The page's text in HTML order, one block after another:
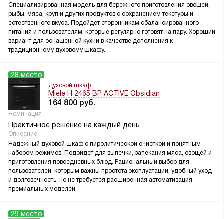
Специализированная модель для бережного приготовления овощей,
рыбы, мяса, круп и других продуктов с сохранением текстуры и
естественного вкуса. Подойдет сторонникам сбалансированного
питания и пользователям, которые регулярно готовят на пару. Хороший
вариант для оснащенной кухни в качестве дополнения к
традиционному духовому шкафу.
28 место
Духовой шкаф
Miele H 2465 BP ACTIVE Obsidian
164 800 руб.
Номинация
Практичное решение на каждый день
Описание
Надежный духовой шкаф с пиролитической очисткой и понятным
набором режимов. Подойдет для выпечки, запекания мяса, овощей и
приготовления повседневных блюд. Рациональный выбор для
пользователей, которым важны простота эксплуатации, удобный уход
и долговечность, но не требуется расширенная автоматизация
премиальных моделей.
29 место